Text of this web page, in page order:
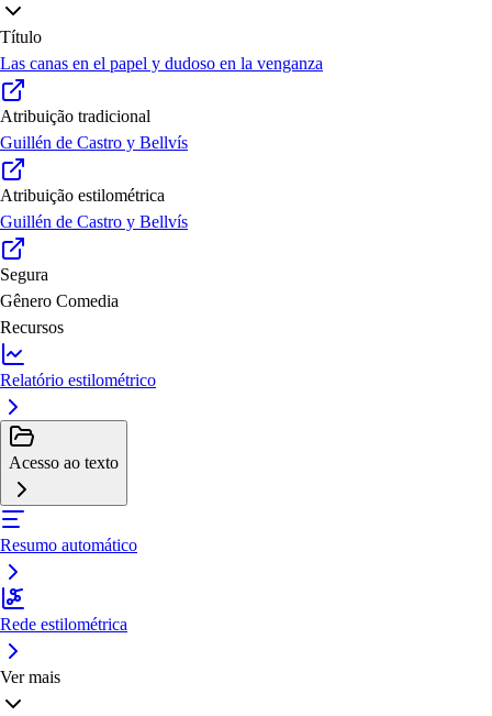
Título
Las canas en el papel y dudoso en la venganza
Atribuição tradicional
Guillén de Castro y Bellvís
Atribuição estilométrica
Guillén de Castro y Bellvís
Segura
Gênero Comedia
Recursos
Relatório estilométrico
Acesso ao texto
Resumo automático
Rede estilométrica
Ver mais